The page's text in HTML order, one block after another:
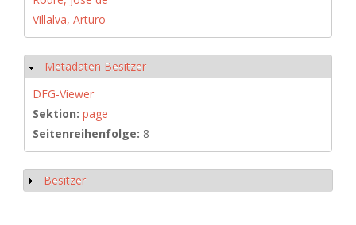
Villalva, Arturo
Hide
Metadaten Besitzer
DFG-Viewer
Sektion: page
Seitenreihenfolge: 8
Show
Besitzer